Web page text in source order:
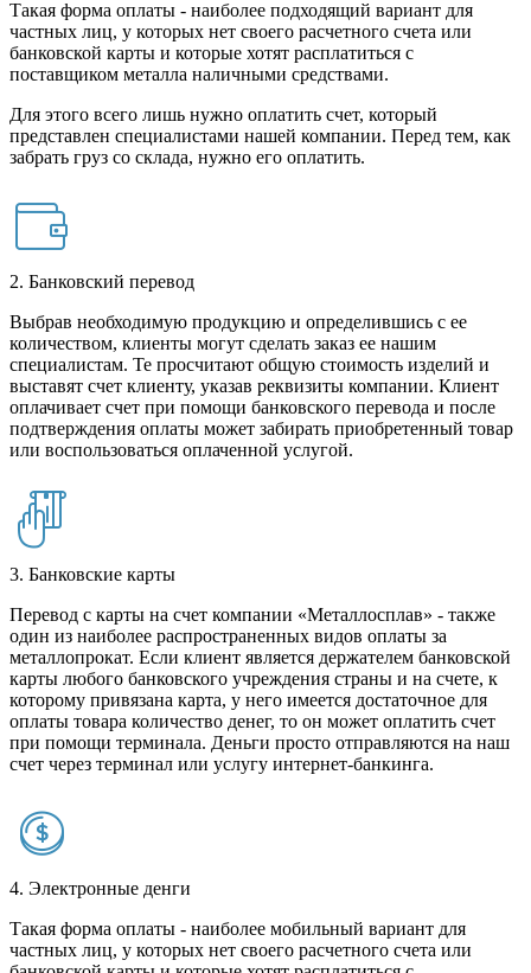
Такая форма оплаты - наиболее подходящий вариант для
частных лиц, у которых нет своего расчетного счета или
банковской карты и которые хотят расплатиться с
поставщиком металла наличными средствами.
Для этого всего лишь нужно оплатить счет, который
представлен специалистами нашей компании. Перед тем, как
забрать груз со склада, нужно его оплатить.
2. Банковский перевод
Выбрав необходимую продукцию и определившись с ее
количеством, клиенты могут сделать заказ ее нашим
специалистам. Те просчитают общую стоимость изделий и
выставят счет клиенту, указав реквизиты компании. Клиент
оплачивает счет при помощи банковского перевода и после
подтверждения оплаты может забирать приобретенный товар
или воспользоваться оплаченной услугой.
3. Банковские карты
Перевод с карты на счет компании «Металлосплав» - также
один из наиболее распространенных видов оплаты за
металлопрокат. Если клиент является держателем банковской
карты любого банковского учреждения страны и на счете, к
которому привязана карта, у него имеется достаточное для
оплаты товара количество денег, то он может оплатить счет
при помощи терминала. Деньги просто отправляются на наш
счет через терминал или услугу интернет-банкинга.
4. Электронные денги
Такая форма оплаты - наиболее мобильный вариант для
частных лиц, у которых нет своего расчетного счета или